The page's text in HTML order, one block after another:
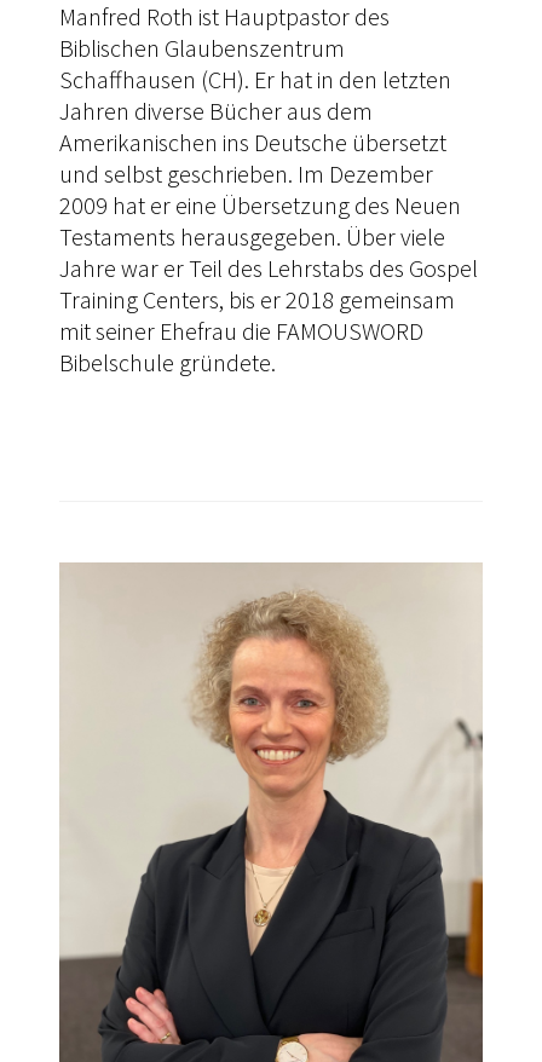
Manfred Roth ist Hauptpastor des
Biblischen Glaubenszentrum
Schaffhausen (CH). Er hat in den letzten
Jahren diverse Bücher aus dem
Amerikanischen ins Deutsche übersetzt
und selbst geschrieben. Im Dezember
2009 hat er eine Übersetzung des Neuen
Testaments herausgegeben. Über viele
Jahre war er Teil des Lehrstabs des Gospel
Training Centers, bis er 2018 gemeinsam
mit seiner Ehefrau die FAMOUSWORD
Bibelschule gründete.